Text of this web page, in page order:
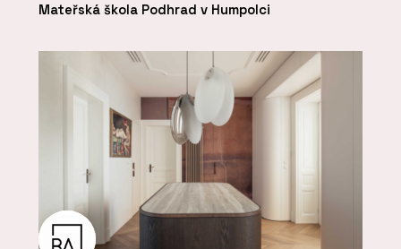
Mateřská škola Podhrad v Humpolci